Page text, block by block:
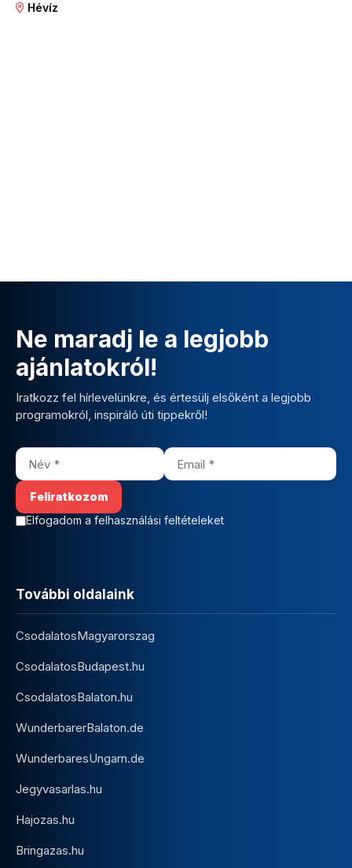
Hévíz
Ne maradj le a legjobb
ajánlatokról!
Iratkozz fel hírlevelünkre, és értesülj elsőként a legjobb
programokról, inspiráló úti tippekről!
Elfogadom a felhasználási feltételeket
További oldalaink
CsodalatosMagyarorszag
CsodalatosBudapest.hu
CsodalatosBalaton.hu
WunderbarerBalaton.de
WunderbaresUngarn.de
Jegyvasarlas.hu
Hajozas.hu
Bringazas.hu